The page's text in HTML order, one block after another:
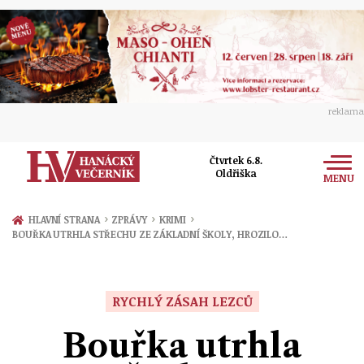
reklama
Čtvrtek 6.8.
Oldřiška
MENU
Zprávy
Ekonomika
HLAVNÍ STRANA › ZPRÁVY › KRIMI ›
BOUŘKA UTRHLA STŘECHU ZE ZÁKLADNÍ ŠKOLY, HROZILO…
RYCHLÝ ZÁSAH LEZCŮ
Bouřka utrhla